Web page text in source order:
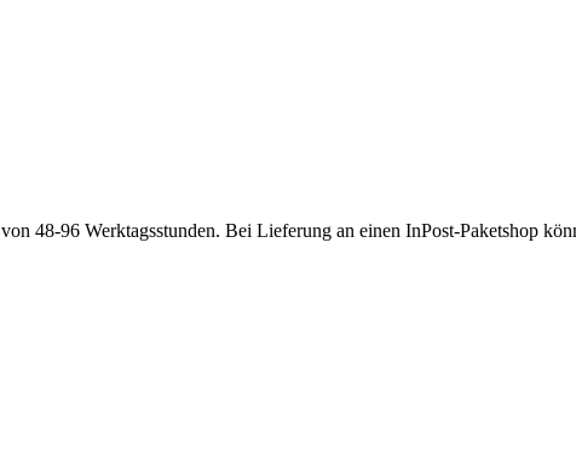
48-96 Werktagsstunden. Bei Lieferung an einen InPost-Paketshop